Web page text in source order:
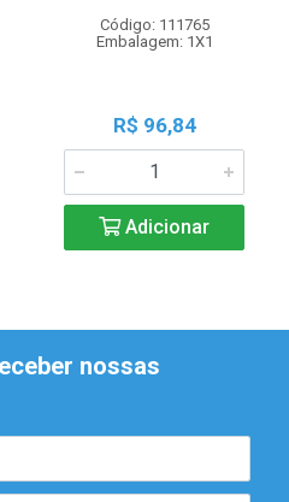
Código: 111765
Embalagem: 1X1
R$ 96,84
Adicionar
nossas